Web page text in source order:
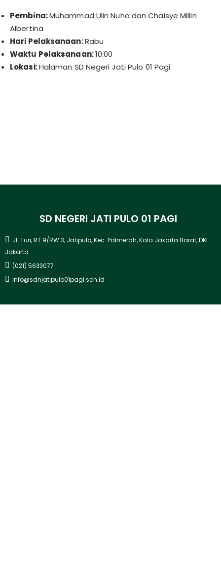
Pembina:Muhammad Ulin Nuha dan Chaisye Millin
Albertina
Hari Pelaksanaan:Rabu
Waktu Pelaksanaan:10:00
Lokasi:Halaman SD Negeri Jati Pulo 01 Pagi
SD NEGERI JATI PULO 01 PAGI
Jl. Turi, RT.9/RW.3, Jatipulo, Kec. Palmerah, Kota Jakarta Barat, DKI
Jakarta
(021) 5633077
info@sdnjatipulo01pagi.sch.id